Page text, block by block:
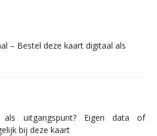
– Bestel deze kaart digitaal als
als uitgangspunt? Eigen data of
bij deze kaart